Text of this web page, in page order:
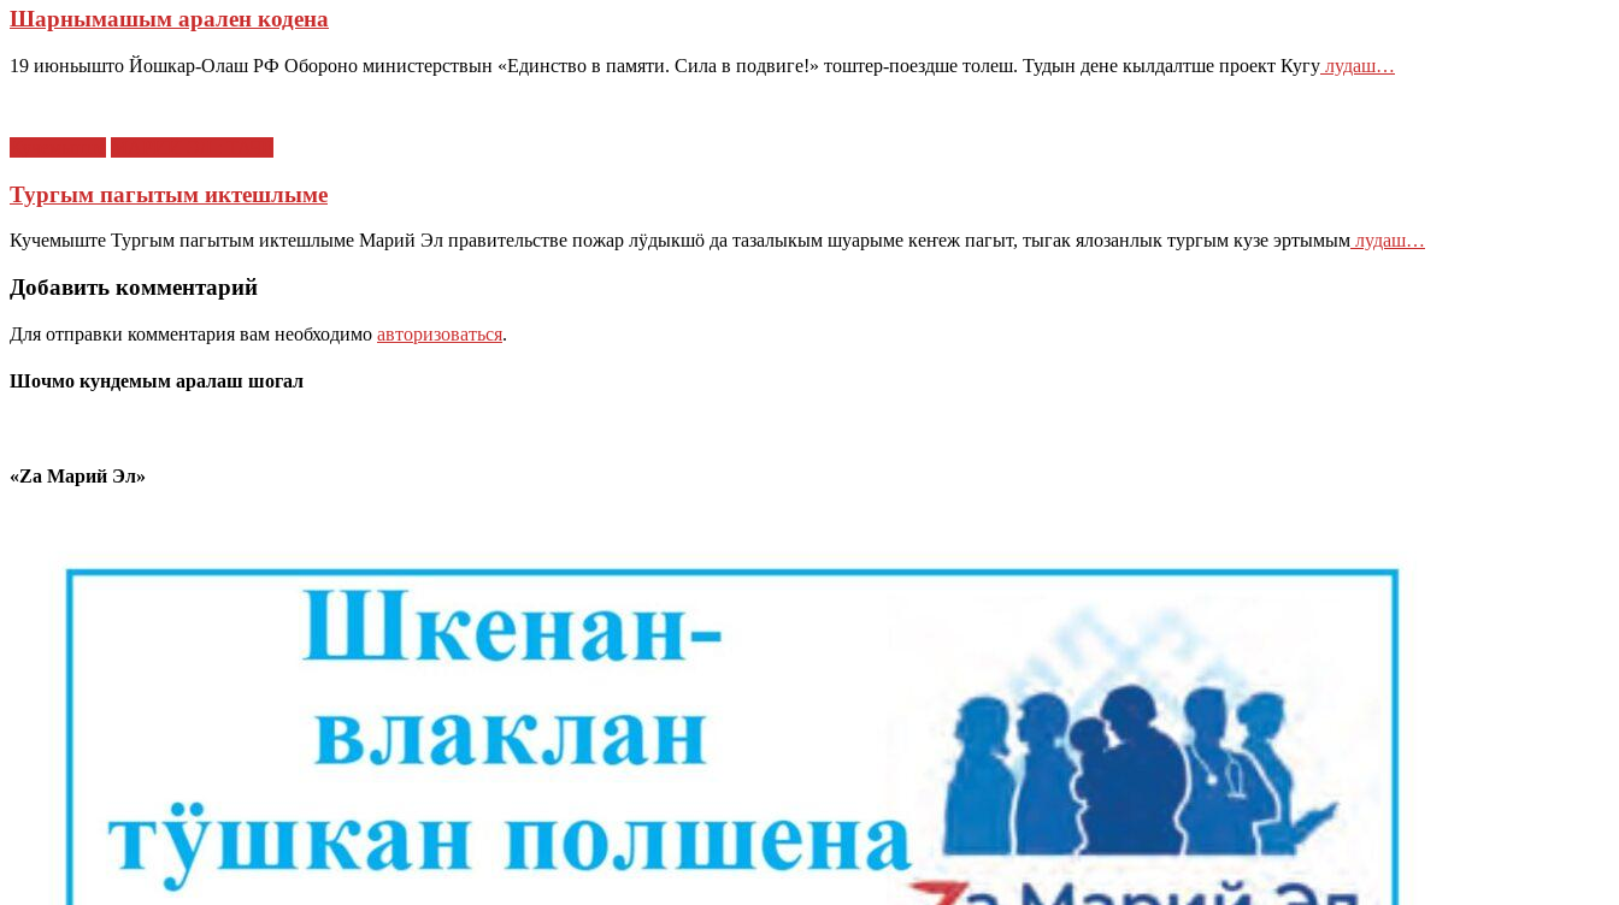
Шарнымашым арален кодена
19 июньышто Йошкар-Олаш РФ Обороно министерствын «Единство в памяти. Сила в подвиге!» тоштер-поездше толеш. Тудын дене кылдалтше проект Кугу лудаш…
Тургым пагытым иктешлыме
Кучемыште Тургым пагытым иктешлыме Марий Эл правительстве пожар лӱдыкшӧ да тазалыкым шуарыме кеҥеж пагыт, тыгак ялозанлык тургым кузе эртымым лудаш…
Добавить комментарий
Для отправки комментария вам необходимо авторизоваться.
Шочмо кундемым аралаш шогал
«Zа Марий Эл»